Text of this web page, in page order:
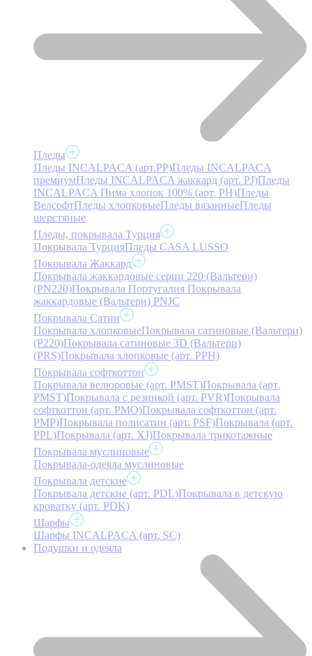
Пледы
Пледы INCALPACA (арт.PP)Пледы INCALPACA
премиумПледы INCALPACA жаккард (арт. PJ)Пледы
INCALPACA Пима хлопок 100% (арт. PH)Пледы
ВелсофтПледы хлопковыеПледы вязанныеПледы
шерстяные
Пледы, покрывала Турция
Покрывала ТурцияПледы CASA LUSSO
Покрывала Жаккард
Покрывала жаккардовые серии 220 (Вальтери)
(PN220)Покрывала Португалия Покрывала
жаккардовые (Вальтери) PNJC
Покрывала Сатин
Покрывала хлопковыеПокрывала сатиновые (Вальтери)
(P220)Покрывала сатиновые 3D (Вальтери)
(PRS)Покрывала хлопковые (арт. PPH)
Покрывала софткоттон
Покрывала велюровые (арт. PMST)Покрывала (арт.
PMST)Покрывала с резинкой (арт. PVR)Покрывала
софткоттон (арт. PMO)Покрывала софткоттон (арт.
PMP)Покрывала полисатин (арт. PSF)Покрывала (арт.
PPL)Покрывала (арт. XJ)Покрывала трикотажные
Покрывала муслиновые
Покрывала-одеяла муслиновые
Покрывала детские
Покрывала детские (арт. PDL)Покрывала в детскую
кроватку (арт. PDK)
Шарфы
Шарфы INCALPACA (арт. SC)
Подушки и одеяла